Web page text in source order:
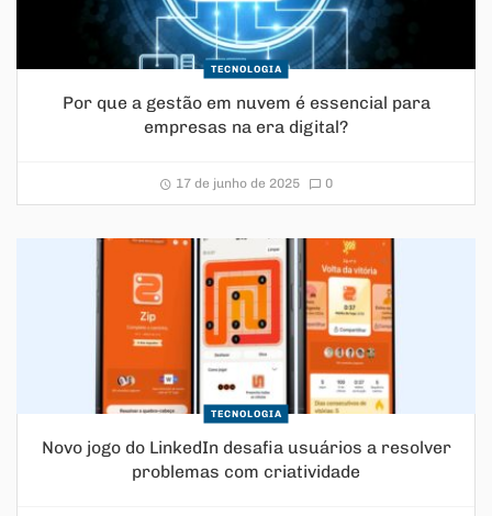
TECNOLOGIA
Por que a gestão em nuvem é essencial para
empresas na era digital?
17 de junho de 2025 0
TECNOLOGIA
Novo jogo do LinkedIn desafia usuários a resolver
problemas com criatividade